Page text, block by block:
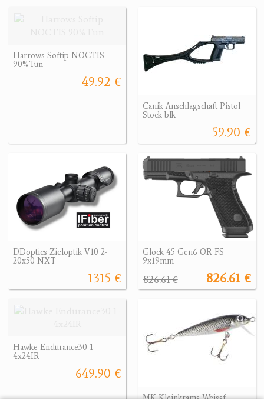
Harrows Softip NOCTIS
90%Tun
49.92 €
Canik Anschlagschaft Pistol
Stock blk
59.90 €
DDoptics Zieloptik V10 2-
20x50 NXT
1315 €
Glock 45 Gen6 OR FS
9x19mm
826.61 €
826.61 €
Hawke Endurance30 1-
4x24IR
649.90 €
MK Kleinkrams Weissf.